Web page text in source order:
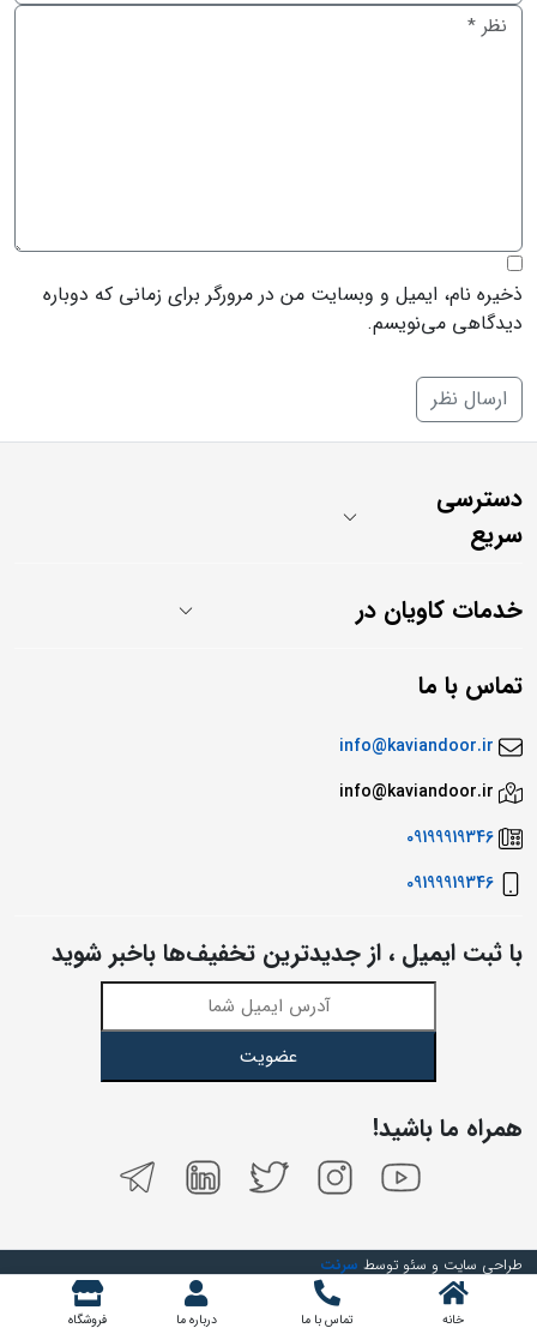
ذخیره نام، ایمیل و وبسایت من در مرورگر برای زمانی که دوباره
دیدگاهی می‌نویسم.
دسترسی
سریع
خدمات کاویان در
تماس با ما
info@kaviandoor.ir
info@kaviandoor.ir
09199919346
09199919346
با ثبت ایمیل ، از جدید‌ترین تخفیف‌ها با‌خبر شوید
عضویت
همراه ما باشید!
طراحی سایت و سئو توسط سرنت
خانه تماس با ما درباره ما فروشگاه